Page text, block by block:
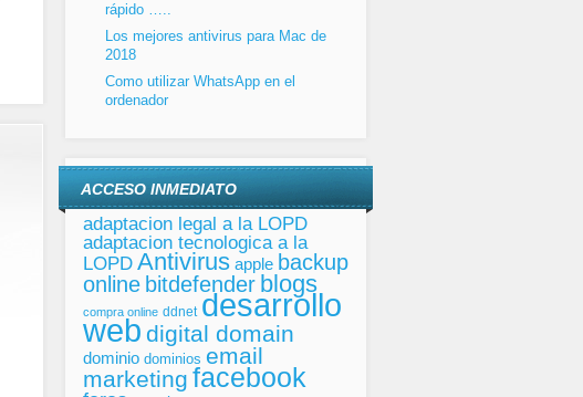
rápido …..
Los mejores antivirus para Mac de
2018
Como utilizar WhatsApp en el
ordenador
ACCESO INMEDIATO
adaptacion legal a la LOPD
adaptacion tecnologica a la
LOPD Antivirus apple backup
online bitdefender blogs
compra online ddnet desarrollo
web digital domain
dominio dominios email
marketing facebook